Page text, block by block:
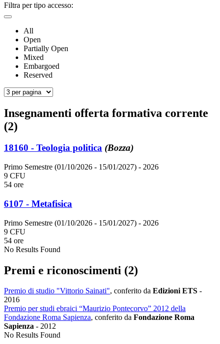
Filtra per tipo accesso:
All
Open
Partially Open
Mixed
Embargoed
Reserved
Insegnamenti offerta formativa corrente
(2)
18160 - Teologia politica (Bozza)
Primo Semestre (01/10/2026 - 15/01/2027) - 2026
9 CFU
54 ore
6107 - Metafisica
Primo Semestre (01/10/2026 - 15/01/2027) - 2026
9 CFU
54 ore
No Results Found
Premi e riconoscimenti (2)
Premio di studio "Vittorio Sainati", conferito da Edizioni ETS -
2016
Premio per studi ebraici “Maurizio Pontecorvo” 2012 della
Fondazione Roma Sapienza, conferito da Fondazione Roma
Sapienza - 2012
No Results Found